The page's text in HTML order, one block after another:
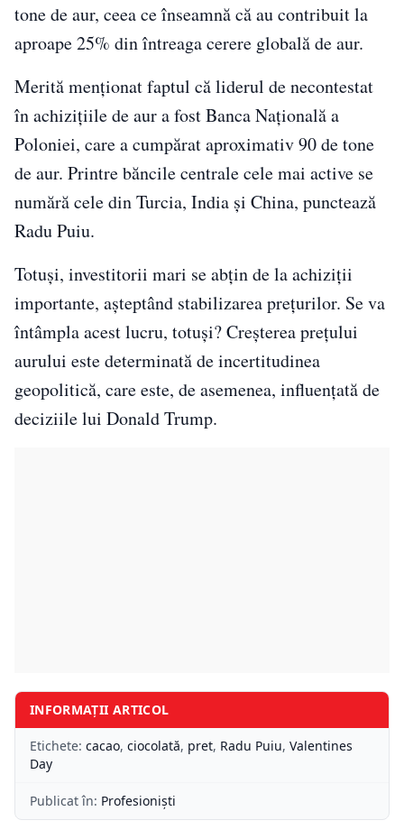
tone de aur, ceea ce înseamnă că au contribuit la
aproape 25% din întreaga cerere globală de aur.
Merită menționat faptul că liderul de necontestat
în achizițiile de aur a fost Banca Națională a
Poloniei, care a cumpărat aproximativ 90 de tone
de aur. Printre băncile centrale cele mai active se
numără cele din Turcia, India și China, punctează
Radu Puiu.
Totuși, investitorii mari se abțin de la achiziții
importante, așteptând stabilizarea prețurilor. Se va
întâmpla acest lucru, totuși? Creșterea prețului
aurului este determinată de incertitudinea
geopolitică, care este, de asemenea, influențată de
deciziile lui Donald Trump.
INFORMAȚII ARTICOL
Etichete: cacao, ciocolată, pret, Radu Puiu, Valentines
Day
Publicat în: Profesioniști